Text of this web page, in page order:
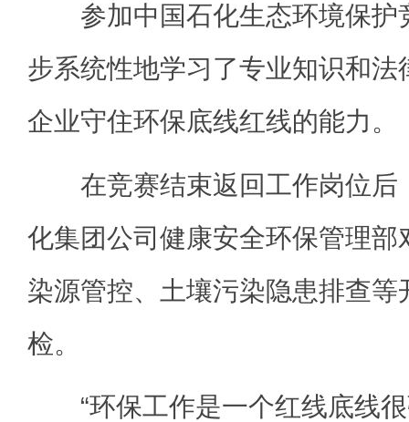
参加中国石化生态环境保护
步系统性地学习了专业知识和
企业守住环保底线红线的能力。
在竞赛结束返回工作岗位后
化集团公司健康安全环保管理
染源管控、土壤污染隐患排查等
检。
“环保工作是一个红线底线很